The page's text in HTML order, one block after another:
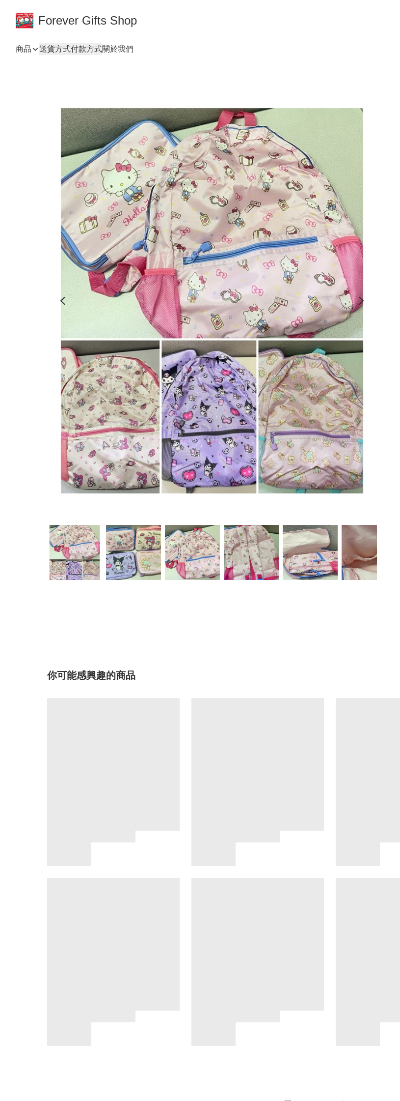
Forever Gifts Shop
商品 送貨方式付款方式關於我們
你可能感興趣的商品